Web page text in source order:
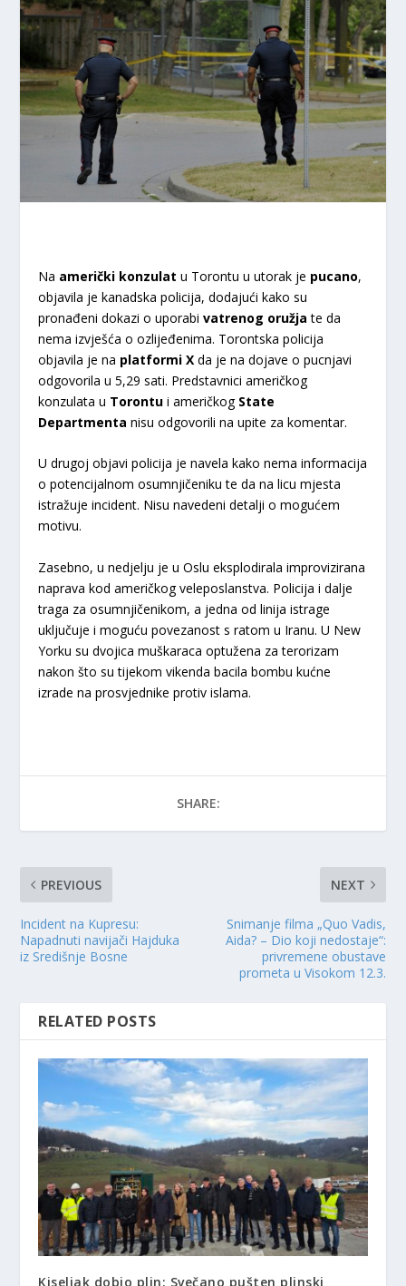
Na američki konzulatu Torontu u utorak je pucano,
objavila je kanadska policija, dodajući kako su
pronađeni dokazi o uporabivatrenog oružja te da
nema izvješća o ozlijeđenima. Torontska policija
objavila je na platformi Xda je na dojave o pucnjavi
odgovorila u 5,29 sati. Predstavnici američkog
konzulata u Torontui američkog State
Departmenta nisu odgovorili na upite za komentar.
U drugoj objavi policija je navela kako nema informacija
o potencijalnom osumnjičeniku te da na licu mjesta
istražuje incident. Nisu navedeni detalji o mogućem
motivu.
Zasebno, u nedjelju je u Oslu eksplodirala improvizirana
naprava kod američkog veleposlanstva. Policija i dalje
traga za osumnjičenikom, a jedna od linija istrage
uključuje i moguću povezanost s ratom u Iranu. U New
Yorku su dvojica muškaraca optužena za terorizam
nakon što su tijekom vikenda bacila bombu kućne
izrade na prosvjednike protiv islama.
SHARE:
PREVIOUS
Incident na Kupresu:
Napadnuti navijači Hajduka
iz Središnje Bosne
NEXT
Snimanje filma „Quo Vadis,
Aida? – Dio koji nedostaje“:
privremene obustave
prometa u Visokom 12.3.
RELATED POSTS
Kiseljak dobio plin: Svečano pušten plinski